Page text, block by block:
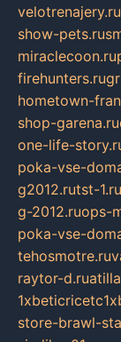
velotrenajery.ru
show-pets.ru
miraclecoon.ru
firehunters.ru
hometown-
shop-garena.ru
one-life-
poka-vse-
g2012.rutst-1.ru
g-2012.ruops-
poka-vse-
tehosmotre.ru
raytor-d.ru
store-brawl-